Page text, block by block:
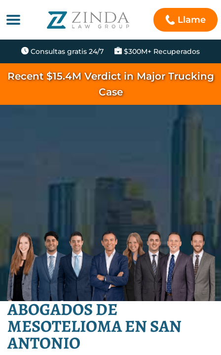
Llame
Consultas gratis 24/7 $300M+ Recuperados
Recent $15.4M Verdict in Major Trucking
Case
ABOGADOS DE
MESOTELIOMA EN SAN
ANTONIO